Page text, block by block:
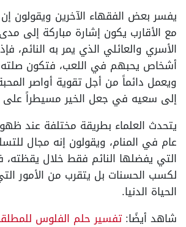
يفسر بعض الفقهاء الآخرين ويقولون
مع الأقارب يكون إشارة مباركة إلى مدى
الأسري والعائلي الذي يمر به النائم،
أشخاص يحبهم في اللعب، فتكون
ويعمل دائماً من أجل تقوية أواصر
إلى سعيه في جعل الخير مسيطراً
يتحدث العلماء بطريقة مختلفة عند
عام في المنام، ويقولون إنه مجال
التي يفضلها النائم فقط خلال يقظته،
لكسب الحسنات بل يتقرب من الأمور
الحياة الدنيا.
شاهد أيضًا:تفسير حلم الفلوس